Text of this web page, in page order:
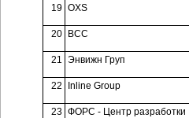
19 OXS
20 ВСС
21 Энвижн Груп
22 Inline Group
23 ФОРС - Центр разработки